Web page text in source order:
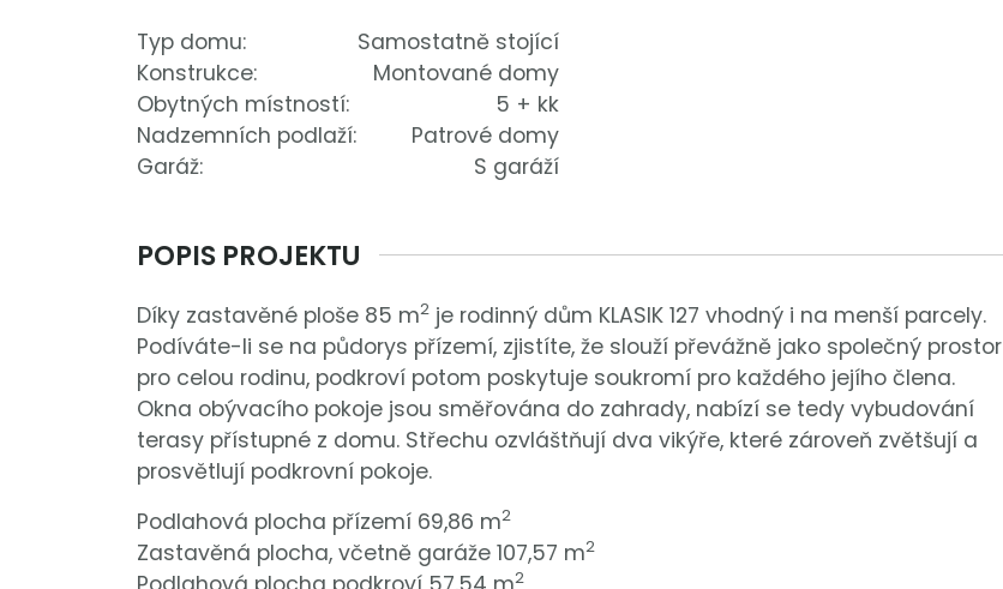
Typ domu:
Samostatně stojící
Konstrukce:
Montované domy
Obytných místností:
5 + kk
Nadzemních podlaží:
Patrové domy
Garáž:
S garáží
POPIS PROJEKTU
Díky zastavěné ploše 85 m2 je rodinný dům KLASIK 127 vhodný i na menší parcely.
Podíváte-li se na půdorys přízemí, zjistíte, že slouží převážně jako společný prostor
pro celou rodinu, podkroví potom poskytuje soukromí pro každého jejího člena.
Okna obývacího pokoje jsou směřována do zahrady, nabízí se tedy vybudování
terasy přístupné z domu. Střechu ozvláštňují dva vikýře, které zároveň zvětšují a
prosvětlují podkrovní pokoje.
Podlahová plocha přízemí 69,86 m2
Zastavěná plocha, včetně garáže 107,57 m2
2